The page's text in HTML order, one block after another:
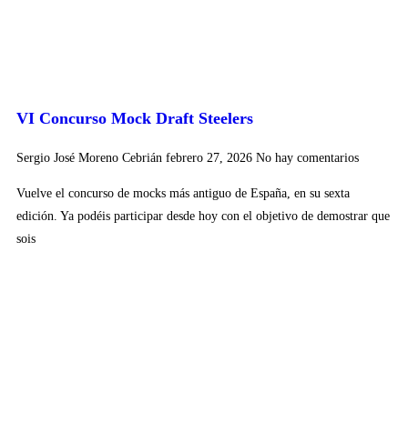
VI Concurso Mock Draft Steelers
Sergio José Moreno Cebrián febrero 27, 2026 No hay comentarios
Vuelve el concurso de mocks más antiguo de España, en su sexta
edición. Ya podéis participar desde hoy con el objetivo de demostrar que
sois